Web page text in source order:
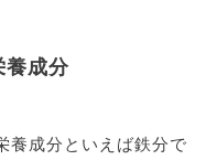
成分
養成分といえば鉄分で